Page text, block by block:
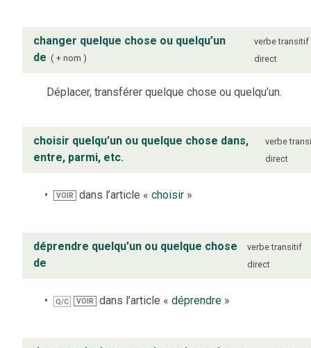
changer quelque chose ou quelqu’un
de
+ nom
verbe transitif
direct
Déplacer, transférer quelque chose ou quelqu’un.
choisir quelqu’un ou quelque chose dans,
entre, parmi, etc.
verbe
direct
VOIR dans l’article «choisir »
déprendre quelqu’un ou quelque chose
de
verbe transitif
direct
Q/C VOIR dans l’article «déprendre »